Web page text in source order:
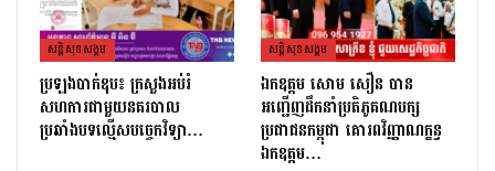
សន្តិសុខសង្គម
ប្រឡងបាក់ឌុប៖ ក្រសួងអប់រំ
សហការជាមួយនគរបាល
ប្រឆាំងបទល្មើសបច្ចេកវិទ្យា…
សន្តិសុខសង្គម
ឯកឧត្តម សោម សឿន បាន
អញ្ជើញដឹកនាំប្រតិភូគណបក្ស
ប្រជាជនកម្ពុជា គោរពវិញ្ញាណក្ខន្ធ
ឯកឧត្តម…